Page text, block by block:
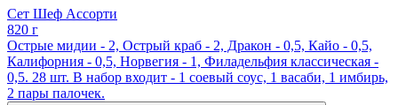
Сет Шеф Ассорти
820 г
Острые мидии - 2, Острый краб - 2, Дракон - 0,5, Кайо - 0,5,
Калифорния - 0,5, Норвегия - 1, Филадельфия классическая -
0,5. 28 шт. В набор входит - 1 соевый соус, 1 васаби, 1 имбирь,
2 пары палочек.